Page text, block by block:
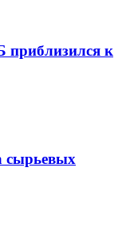
к
сырьевых